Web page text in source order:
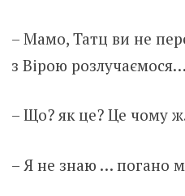
– Мамo, Татц ви не
з Вірою розлучаємося…
– Що? як це? Це чому
– Я не знаю … погано